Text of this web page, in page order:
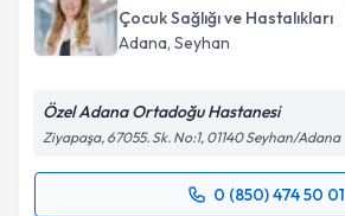
Çocuk Sağlığı ve Hastalıkları
Adana, Seyhan
Özel Adana Ortadoğu Hastanesi
Ziyapaşa, 67055. Sk. No:1, 01140 Seyhan/Adana
0 (850) 474 50 01
Randevu Takvimi Talebi